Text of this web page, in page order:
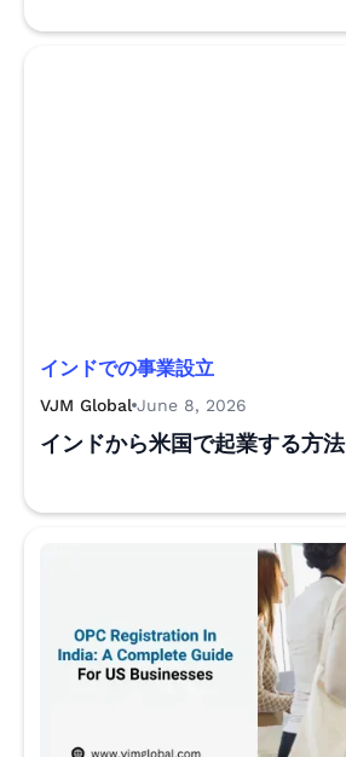
インドでの事業設立
VJM Global June 8, 2026
インドから米国で起業する方法